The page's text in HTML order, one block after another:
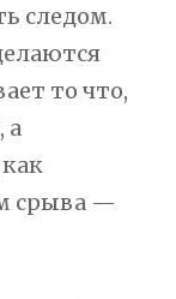
следом.
то что,
а
срыва —